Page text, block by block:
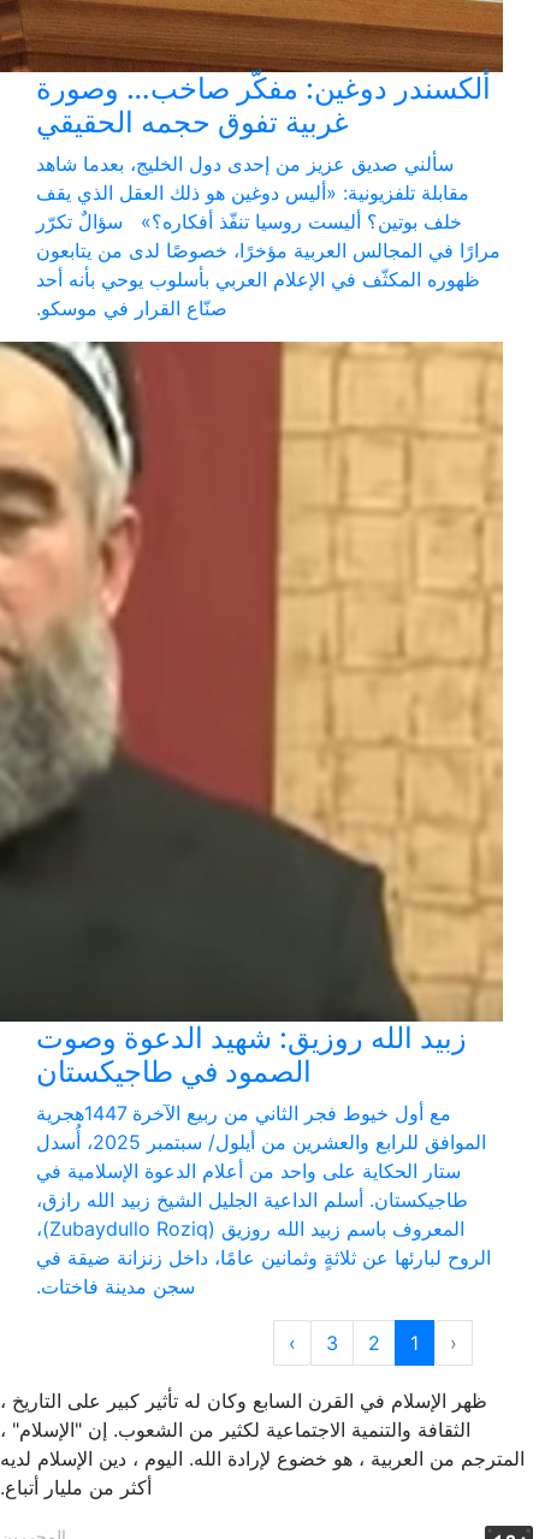
ألكسندر دوغين: مفكّر صاخب… وصورة
غربية تفوق حجمه الحقيقي
سألني صديق عزيز من إحدى دول الخليج، بعدما شاهد
مقابلة تلفزيونية: «أليس دوغين هو ذلك العقل الذي يقف
خلف بوتين؟ أليست روسيا تنفّذ أفكاره؟» سؤالٌ تكرّر
مرارًا في المجالس العربية مؤخرًا، خصوصًا لدى من يتابعون
ظهوره المكثّف في الإعلام العربي بأسلوب يوحي بأنه أحد
صنّاع القرار في موسكو.
زبيد الله روزيق: شهيد الدعوة وصوت
الصمود في طاجيكستان
مع أول خيوط فجر الثاني من ربيع الآخرة 1447هجرية
الموافق للرابع والعشرين من أيلول/ سبتمبر 2025، أُسدل
ستار الحكاية على واحد من أعلام الدعوة الإسلامية في
طاجيكستان. أسلم الداعية الجليل الشيخ زبيد الله رازق،
المعروف باسم زبيد الله روزيق (Zubaydullo Roziq)،
الروح لبارئها عن ثلاثةٍ وثمانين عامًا، داخل زنزانة ضيقة في
سجن مدينة فاختات.
‹
1
2
3
›
ظهر الإسلام في القرن السابع وكان له تأثير كبير على التاريخ ،
الثقافة والتنمية الاجتماعية لكثير من الشعوب. إن "الإسلام" ،
المترجم من العربية ، هو خضوع لإرادة الله. اليوم ، دين الإسلام لديه
أكثر من مليار أتباع.